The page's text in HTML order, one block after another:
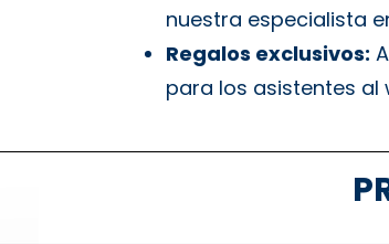
nuestra especialista
Regalos exclusivos:
para los asistentes al